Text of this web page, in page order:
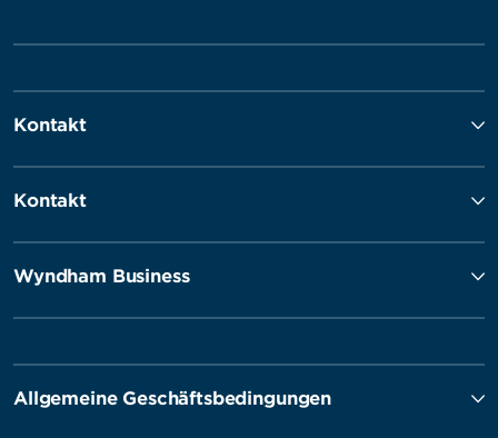
Kontakt
Kontakt
Wyndham Business
Allgemeine Geschäftsbedingungen